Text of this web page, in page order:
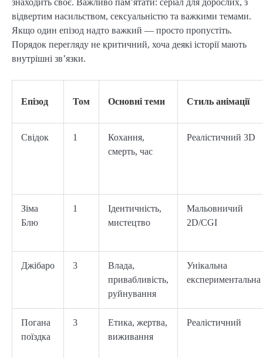
відвертим насильством, сексуальністю та важкими темами.
Якщо один епізод надто важкий — просто пропустіть.
Порядок перегляду не критичний, хоча деякі історії мають
внутрішні зв’язки.
Епізод Том Основні теми Стиль анімації
Свідок 1
Кохання,
смерть, час
Реалістичний 3D
Зіма
Блю
1
Ідентичність,
мистецтво
Мальовничий
2D/CGI
Джібаро 3
Влада,
привабливість,
руйнування
Унікальна
експериментальна
Погана
поїздка
3
Етика, жертва,
виживання
Реалістичний